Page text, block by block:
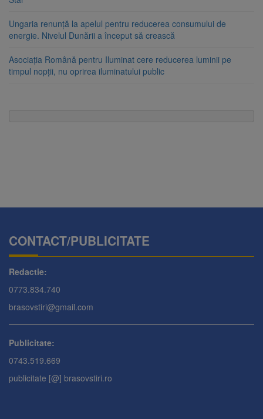
Ungaria renunță la apelul pentru reducerea consumului de
energie. Nivelul Dunării a început să crească
Asociația Română pentru Iluminat cere reducerea luminii pe
timpul nopții, nu oprirea iluminatului public
CONTACT/PUBLICITATE
Redactie:
0773.834.740
brasovstiri@gmail.com
Publicitate:
0743.519.669
publicitate [@] brasovstiri.ro